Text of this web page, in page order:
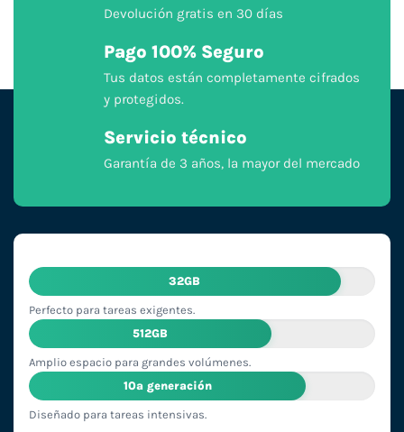
Devolución gratis en 30 días
Pago 100% Seguro
Tus datos están completamente cifrados
y protegidos.
Servicio técnico
Garantía de 3 años, la mayor del mercado
32GB
Perfecto para tareas exigentes.
512GB
Amplio espacio para grandes volúmenes.
10ª generación
Diseñado para tareas intensivas.